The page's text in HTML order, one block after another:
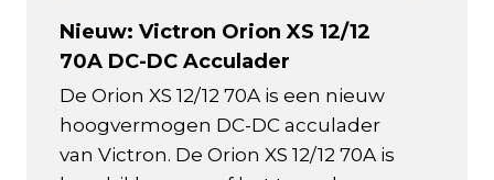
Nieuw: Victron Orion XS 12/12
70A DC-DC Acculader
De Orion XS 12/12 70A is een nieuw
hoogvermogen DC-DC acculader
van Victron. De Orion XS 12/12 70A is